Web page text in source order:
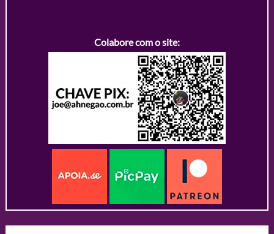
Colabore com o site: